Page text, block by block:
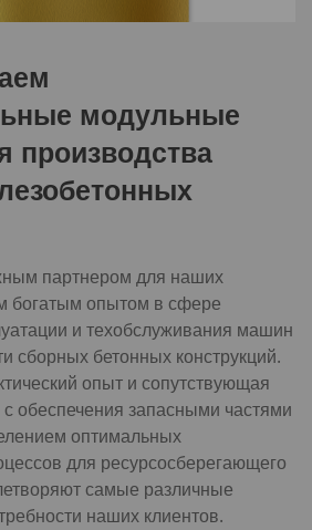
модульные
производства
партнером для наших
богатым опытом в сфере
и техобслуживания машин
сборных бетонных конструкций.
опыт и сопутствующая
обеспечения запасными частями
оптимальных
для ресурсосберегающего
самые различные
наших клиентов.